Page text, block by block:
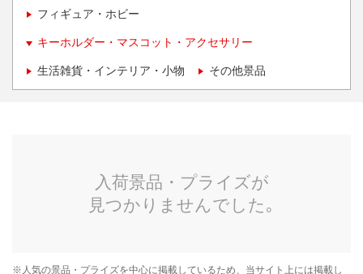
フィギュア・ホビー
キーホルダー・マスコット・アクセサリー
生活雑貨・インテリア・小物 その他景品